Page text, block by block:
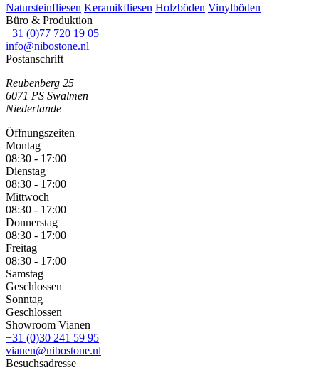
Natursteinfliesen Keramikfliesen Holzböden Vinylböden
Büro & Produktion
+31 (0)77 720 19 05
info@nibostone.nl
Postanschrift
Reubenberg 25
6071 PS Swalmen
Niederlande
Öffnungszeiten
Montag
08:30 - 17:00
Dienstag
08:30 - 17:00
Mittwoch
08:30 - 17:00
Donnerstag
08:30 - 17:00
Freitag
08:30 - 17:00
Samstag
Geschlossen
Sonntag
Geschlossen
Showroom Vianen
+31 (0)30 241 59 95
vianen@nibostone.nl
Besuchsadresse